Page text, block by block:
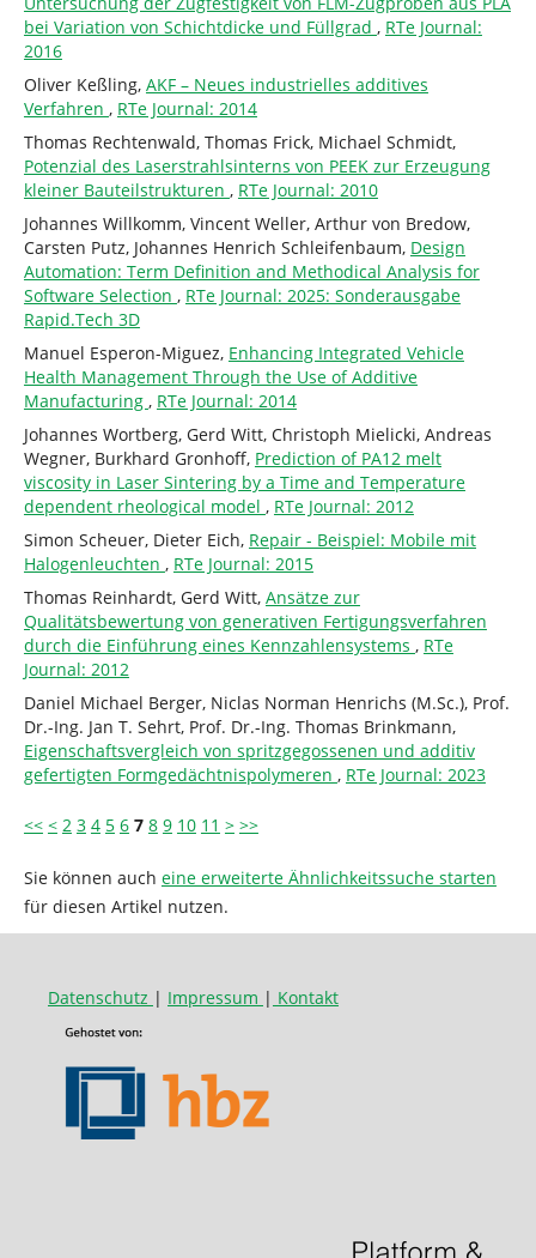
bei Variation von Schichtdicke und Füllgrad , RTe Journal:
2016
Oliver Keßling, AKF – Neues industrielles additives
Verfahren , RTe Journal: 2014
Thomas Rechtenwald, Thomas Frick, Michael Schmidt,
Potenzial des Laserstrahlsinterns von PEEK zur Erzeugung
kleiner Bauteilstrukturen , RTe Journal: 2010
Johannes Willkomm, Vincent Weller, Arthur von Bredow,
Carsten Putz, Johannes Henrich Schleifenbaum, Design
Automation: Term Definition and Methodical Analysis for
Software Selection , RTe Journal: 2025: Sonderausgabe
Rapid.Tech 3D
Manuel Esperon-Miguez, Enhancing Integrated Vehicle
Health Management Through the Use of Additive
Manufacturing , RTe Journal: 2014
Johannes Wortberg, Gerd Witt, Christoph Mielicki, Andreas
Wegner, Burkhard Gronhoff, Prediction of PA12 melt
viscosity in Laser Sintering by a Time and Temperature
dependent rheological model , RTe Journal: 2012
Simon Scheuer, Dieter Eich, Repair - Beispiel: Mobile mit
Halogenleuchten , RTe Journal: 2015
Thomas Reinhardt, Gerd Witt, Ansätze zur
Qualitätsbewertung von generativen Fertigungsverfahren
durch die Einführung eines Kennzahlensystems , RTe
Journal: 2012
Daniel Michael Berger, Niclas Norman Henrichs (M.Sc.), Prof.
Dr.-Ing. Jan T. Sehrt, Prof. Dr.-Ing. Thomas Brinkmann,
Eigenschaftsvergleich von spritzgegossenen und additiv
gefertigten Formgedächtnispolymeren , RTe Journal: 2023
<< < 2 3 4 5 6 7 8 9 10 11 > >>
Sie können auch eine erweiterte Ähnlichkeitssuche starten
für diesen Artikel nutzen.
Datenschutz | Impressum | Kontakt